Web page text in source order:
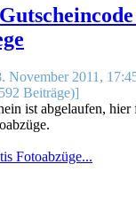
November 2011,
Beiträge)]
ist abgelaufen, hier
Fotoabzüge...